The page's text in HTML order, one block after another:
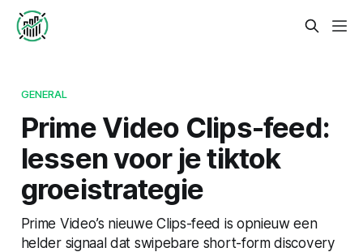
GENERAL
Prime Video Clips-feed:
lessen voor je tiktok
groeistrategie
Prime Video’s nieuwe Clips-feed is opnieuw een
helder signaal dat swipebare short-form discovery